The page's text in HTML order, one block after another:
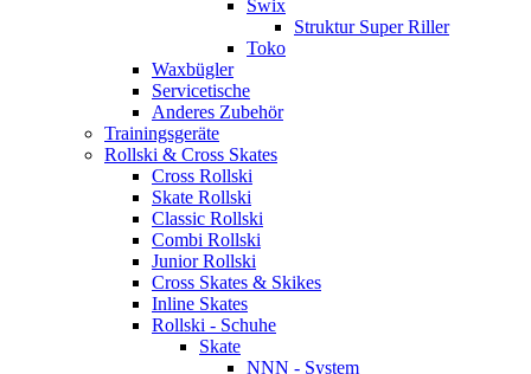
Swix
Struktur Super Riller
Toko
Waxbügler
Servicetische
Anderes Zubehör
Trainingsgeräte
Rollski & Cross Skates
Cross Rollski
Skate Rollski
Classic Rollski
Combi Rollski
Junior Rollski
Cross Skates & Skikes
Inline Skates
Rollski - Schuhe
Skate
NNN - System